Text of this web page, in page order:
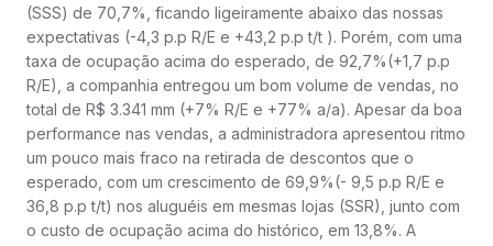
(SSS) de 70,7%, ficando ligeiramente abaixo das nossas
expectativas (-4,3 p.p R/E e +43,2 p.p t/t ). Porém, com uma
taxa de ocupação acima do esperado, de 92,7%(+1,7 p.p
R/E), a companhia entregou um bom volume de vendas, no
total de R$ 3.341 mm (+7% R/E e +77% a/a). Apesar da boa
performance nas vendas, a administradora apresentou ritmo
um pouco mais fraco na retirada de descontos que o
esperado, com um crescimento de 69,9%(- 9,5 p.p R/E e
36,8 p.p t/t) nos aluguéis em mesmas lojas (SSR), junto com
o custo de ocupação acima do histórico, em 13,8%. A